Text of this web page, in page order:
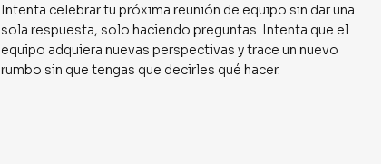
Intenta celebrar tu próxima reunión de equipo sin dar una
sola respuesta, solo haciendo preguntas. Intenta que el
equipo adquiera nuevas perspectivas y trace un nuevo
rumbo sin que tengas que decirles qué hacer.